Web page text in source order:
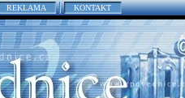
REKLAMA KONTAKT